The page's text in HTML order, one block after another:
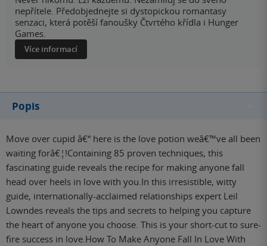
nepřítele. Předobjednejte si dystopickou romantasy
senzaci, která potěší fanoušky Čtvrtého křídla i Hunger
Games.
Více informací
Popis
Move over cupid â€“ here is the love potion weâ€™ve all been
waiting forâ€¦!Containing 85 proven techniques, this
fascinating guide reveals the recipe for making anyone fall
head over heels in love with you.In this irresistible, witty
guide, internationally-acclaimed relationships expert Leil
Lowndes reveals the tips and secrets to helping you capture
the heart of anyone you choose. This is your short-cut to sure-
fire success in love.How To Make Anyone Fall In Love With